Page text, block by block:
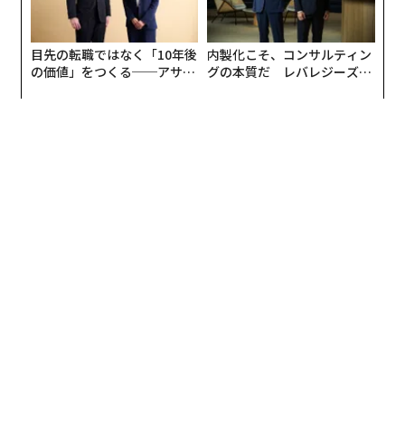
目先の転職ではなく「10年後
の価値」をつくる──アサイ
内製化こそ、コンサルティン
グの本質だ レバレジーズが